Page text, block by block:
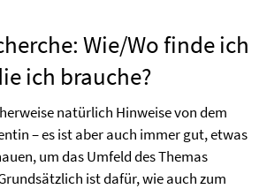
Wie/Wo finde ich
ich brauche?
natürlich Hinweise von dem
– es ist aber auch immer gut, etwas
um das Umfeld des Themas
ist dafür, wie auch zum